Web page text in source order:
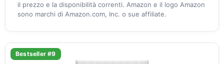
il prezzo e la disponibilità correnti. Amazon e il logo Amazon
sono marchi di Amazon.com, Inc. o sue affiliate.
Bestseller #9